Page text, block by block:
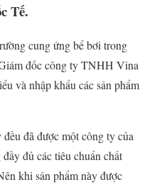
Tế.
cung ứng bể bơi trong
đốc công ty TNHH Vina
và nhập khẩu các sản phẩm
đã được một công ty của
đủ các tiêu chuẩn chất
khi sản phẩm này được